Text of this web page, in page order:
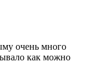
очень много
как можно